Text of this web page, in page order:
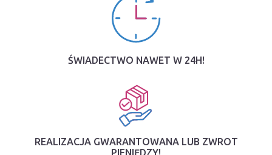
ŚWIADECTWO NAWET W 24H!
REALIZACJA GWARANTOWANA LUB ZWROT
PIENIĘDZY!